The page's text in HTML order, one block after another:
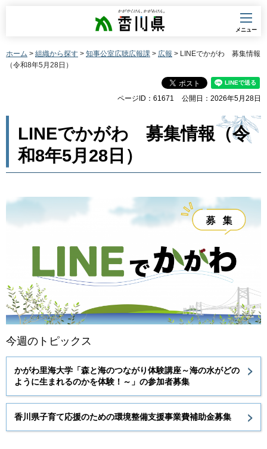
香川県
メニュー
ホーム > 組織から探す > 知事公室広聴広報課 > 広報 > LINEでかがわ 募集情報
（令和8年5月28日）
ページID：61671 公開日：2026年5月28日
LINEでかがわ 募集情報（令
和8年5月28日）
今週のトピックス
かがわ里海大学「森と海のつながり体験講座～海の水がどの
ように生まれるのかを体験！～」の参加者募集
香川県子育て応援のための環境整備支援事業費補助金募集